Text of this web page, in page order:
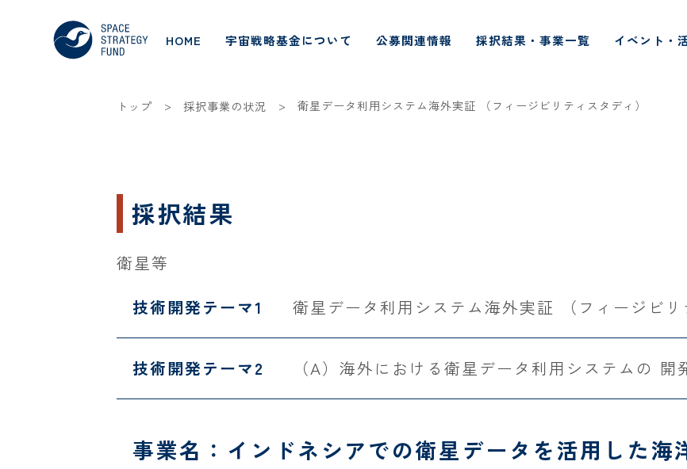
HOME 宇宙戦略基金について 公募関連情報 採択結果・事業一覧 イベント・
トップ > 採択事業の状況 > 衛星データ利用システム海外実証 （フィージビリティスタディ）
採択結果
衛星等
技術開発テーマ1
衛星データ利用システム海外実証 （フィージビリ
技術開発テーマ2 （A）海外における衛星データ利用システムの 開
事業名：インドネシアでの衛星データを活用した海